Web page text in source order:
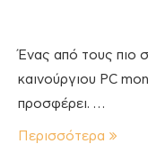
Ένας από τους πιο
καινούργιου PC
προσφέρει. …
Περισσότερα